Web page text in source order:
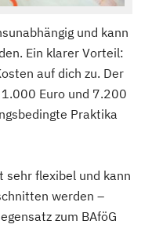
und kann
Ein klarer Vorteil:
auf dich zu. Der
Euro und 7.200
Praktika
sehr flexibel und kann
werden –
zum BAföG